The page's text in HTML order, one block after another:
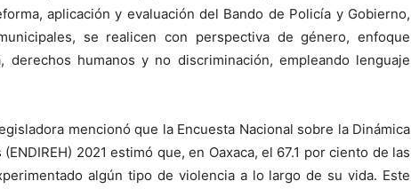
aplicación y evaluación del Bando de Policía y Gobierno,
se realicen con perspectiva de género, enfoque
derechos humanos y no discriminación, empleando lenguaje
mencionó que la Encuesta Nacional sobre la Dinámica
2021 estimó que, en Oaxaca, el 67.1 por ciento de las
algún tipo de violencia a lo largo de su vida. Este